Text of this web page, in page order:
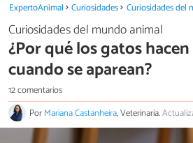
ExpertoAnimal Curiosidades Curiosidades del
Curiosidades del mundo animal
¿Por qué los gatos
cuando se aparean?
12 comentarios
PorMariana Castanheira, Veterinaria.